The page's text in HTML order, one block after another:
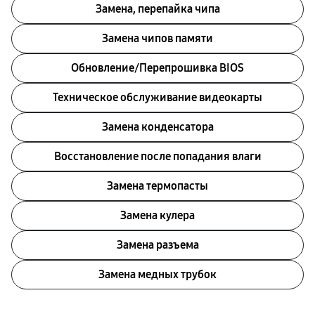
Замена, перепайка чипа
Замена чипов памяти
Обновление/Перепрошивка BIOS
Техническое обслуживание видеокарты
Замена конденсатора
Восстановление после попадания влаги
Замена термопасты
Замена кулера
Замена разъема
Замена медных трубок